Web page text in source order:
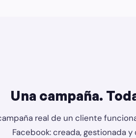
Una campaña.
real de un cliente
Facebook: creada, gestionada